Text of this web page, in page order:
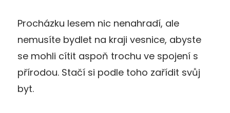
Procházku lesem nic nenahradí, ale
nemusíte bydlet na kraji vesnice, abyste
se mohli cítit aspoň trochu ve spojení s
přírodou. Stačí si podle toho zařídit svůj
byt.